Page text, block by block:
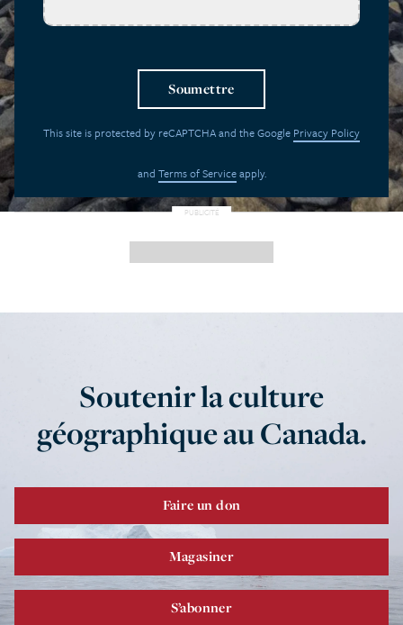
Soumettre
This site is protected by reCAPTCHA and the Google Privacy Policy
and Terms of Serviceapply.
Soutenir la culture
géographique au Canada.
Faire un don
Magasiner
S’abonner